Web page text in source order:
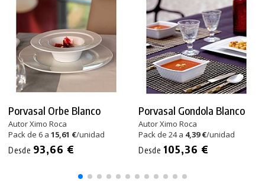
Porvasal Orbe Blanco
Autor Ximo Roca
Pack de 6 a 15,61 €/unidad
Desde 93,66 €
Porvasal Gondola Blanco
Autor Ximo Roca
Pack de 24 a 4,39 €/unidad
Desde 105,36 €